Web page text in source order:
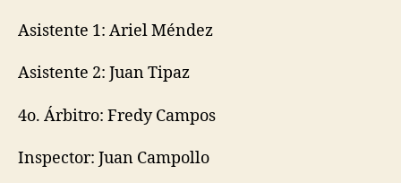
Asistente 1: Ariel Méndez
Asistente 2: Juan Tipaz
4o. Árbitro: Fredy Campos
Inspector: Juan Campollo